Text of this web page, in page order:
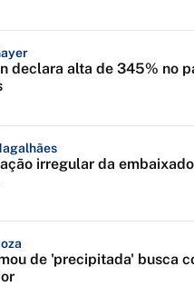
declara alta de 345% no
irregular da
de 'precipitada' busca